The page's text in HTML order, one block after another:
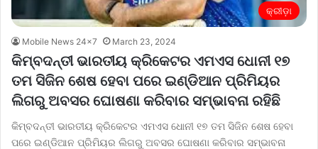
କ୍ରୀଡ଼ା
Mobile News 24x7 March 23, 2024
କିମ୍ବଦନ୍ତୀ ଭାରତୀୟ କ୍ରିକେଟର ଏମଏସ ଧୋନୀ ୧୭
ତମ ସିଜିନ ଶେଷ ହେବା ପରେ ଇଣ୍ଡିଆନ ପ୍ରିମିୟର
ଲିଗରୁ ଅବସର ଘୋଷଣା କରିବାର ସମ୍ଭାବନା ରହିଛି
କିମ୍ବଦନ୍ତୀ ଭାରତୀୟ କ୍ରିକେଟର ଏମଏସ ଧୋନୀ ୧୭ ତମ ସିଜିନ ଶେଷ ହେବା
ପରେ ଇଣ୍ଡିଆନ ପ୍ରିମିୟର ଲିଗରୁ ଅବସର ଘୋଷଣା କରିବାର ସମ୍ଭାବନା